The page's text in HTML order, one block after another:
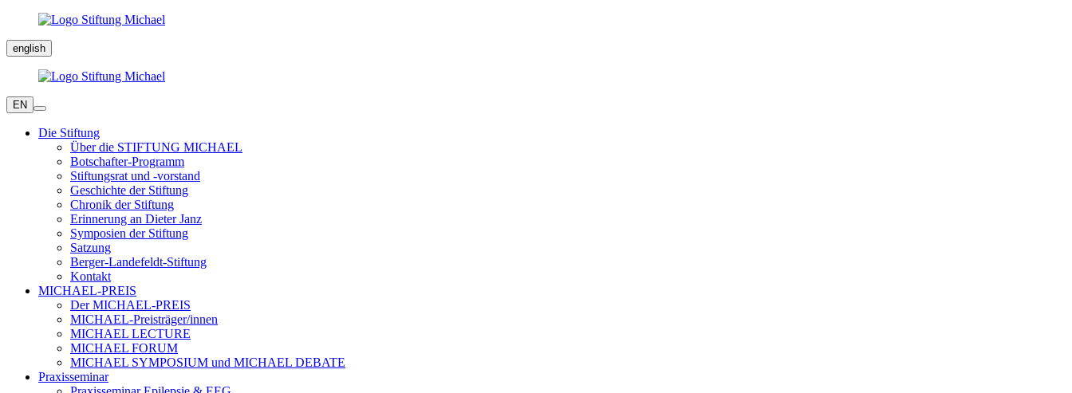
english
EN
Die Stiftung
Über die STIFTUNG MICHAEL
Botschafter-Programm
Stiftungsrat und -vorstand
Geschichte der Stiftung
Chronik der Stiftung
Erinnerung an Dieter Janz
Symposien der Stiftung
Satzung
Berger-Landefeldt-Stiftung
Kontakt
MICHAEL-PREIS
Der MICHAEL-PREIS
MICHAEL-Preisträger/innen
MICHAEL LECTURE
MICHAEL FORUM
MICHAEL SYMPOSIUM und MICHAEL DEBATE
Praxisseminar